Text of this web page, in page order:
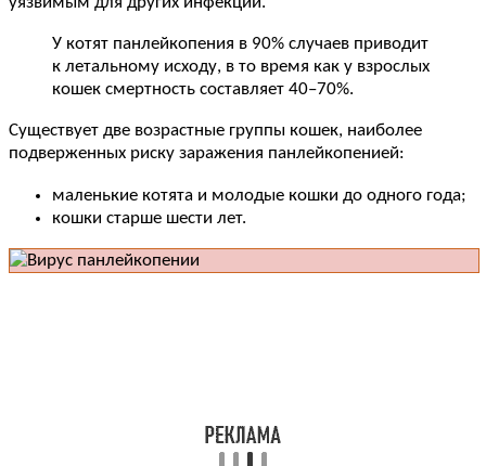
У котят панлейкопения в 90% случаев приводит
к летальному исходу, в то время как у взрослых
кошек смертность составляет 40–70%.
Существует две возрастные группы кошек, наиболее
подверженных риску заражения панлейкопенией:
маленькие котята и молодые кошки до одного года;
кошки старше шести лет.